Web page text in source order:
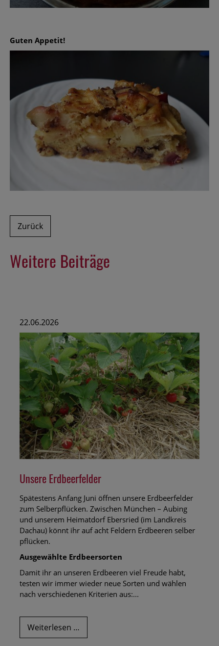
Guten Appetit!
Zurück
Weitere Beiträge
22.06.2026
Unsere Erdbeerfelder
Spätestens Anfang Juni öffnen unsere Erdbeerfelder
zum Selberpflücken. Zwischen München – Aubing
und unserem Heimatdorf Ebersried (im Landkreis
Dachau) könnt ihr auf acht Feldern Erdbeeren selber
pflücken.
Ausgewählte Erdbeersorten
Damit ihr an unseren Erdbeeren viel Freude habt,
testen wir immer wieder neue Sorten und wählen
nach verschiedenen Kriterien aus:...
Weiterlesen …
Erdbeerfelder